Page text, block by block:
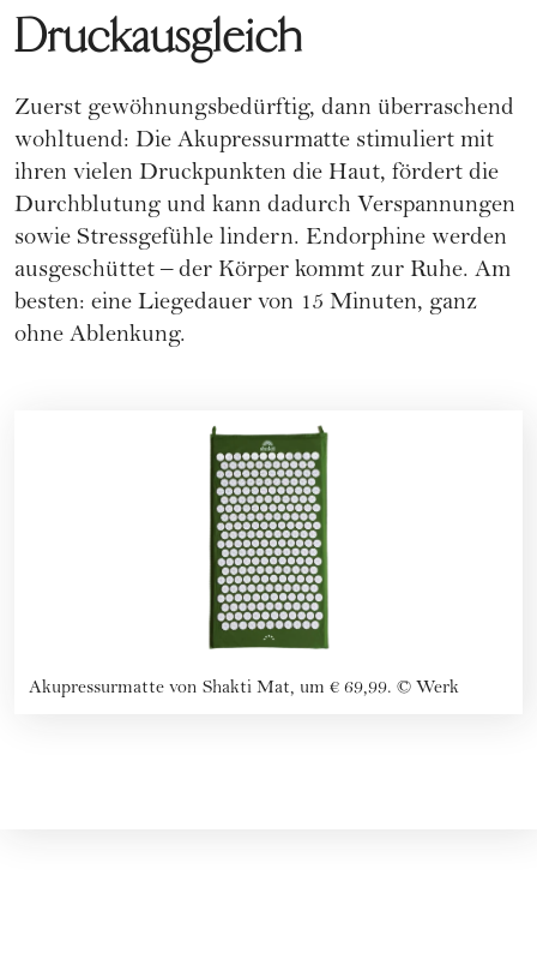
Druckausgleich
Zuerst gewöhnungsbedürftig, dann überraschend
wohltuend: Die Akupressurmatte stimuliert mit
ihren vielen Druckpunkten die Haut, fördert die
Durchblutung und kann dadurch Verspannungen
sowie Stressgefühle lindern. Endorphine werden
ausgeschüttet – der Körper kommt zur Ruhe. Am
besten: eine Liegedauer von 15 Minuten, ganz
ohne Ablenkung.
Akupressurmatte von Shakti Mat, um € 69,99. © Werk